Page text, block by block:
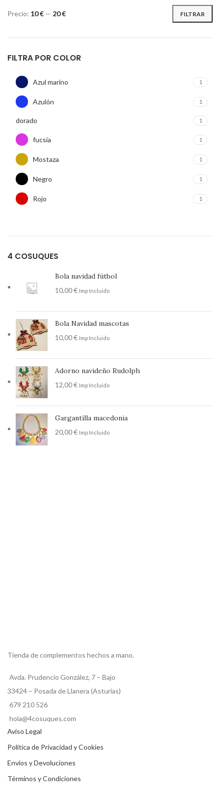
FILTRAR
Precio: 10 € — 20 €
FILTRA POR COLOR
Azul marino 1
Azulón 1
dorado 1
fucsia 1
Mostaza 1
Negro 1
Rojo 1
4 COSUQUES
Bola navidad fútbol
10,00€ Imp Incluido
Bola Navidad mascotas
10,00€ Imp Incluido
Adorno navideño Rudolph
12,00€ Imp Incluido
Gargantilla macedonia
20,00€ Imp Incluido
Tienda de complementos hechos a mano.
Avda. Prudencio González, 7 – Bajo
33424 – Posada de Llanera (Asturias)
679 210 526
hola@4cosuques.com
Aviso Legal
Política de Privacidad y Cookies
Envíos y Devoluciones
Términos y Condiciones